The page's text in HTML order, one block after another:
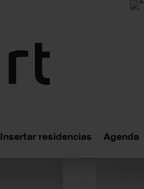
Insertar residencias Agenda